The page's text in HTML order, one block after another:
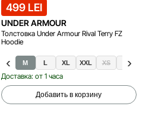
499 LEI
UNDER ARMOUR
Толстовка Under Armour Rival Terry FZ
Hoodie
M L XL XXL XS S
Доставка: от 1 часа
Добавить в корзину